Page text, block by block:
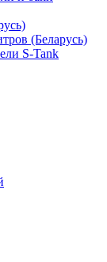
(Беларусь)
S-Tank